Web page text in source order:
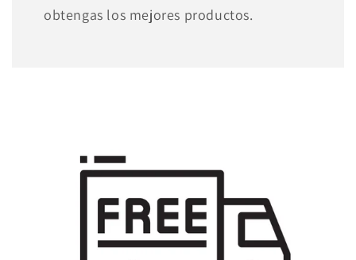
obtengas los mejores productos.